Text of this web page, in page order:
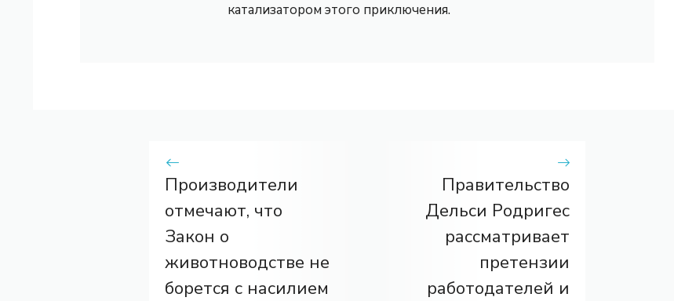
катализатором этого приключения.
Производители
отмечают, что
Закон о
животноводстве не
борется с насилием
Правительство
Дельси Родригес
рассматривает
претензии
работодателей и